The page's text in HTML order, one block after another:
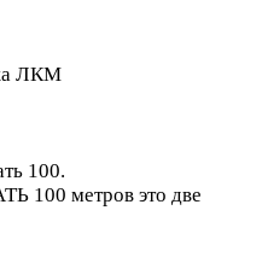
ЛКМ
100.
100 метров это две